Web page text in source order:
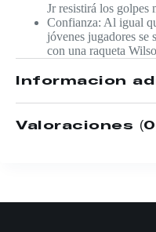
Jr resistirá los golpes
Confianza: Al igual
jóvenes jugadores se
con una raqueta
Información
Valoraciones